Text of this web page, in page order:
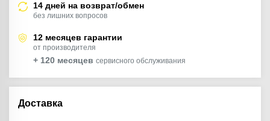
14 дней на возврат/обмен
без лишних вопросов
12 месяцев гарантии
от производителя
+ 120 месяцев сервисного обслуживания
Доставка